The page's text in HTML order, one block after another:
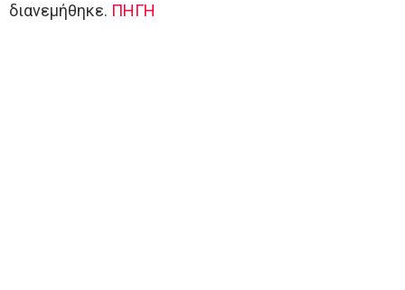
διανεμήθηκε. ΠΗΓΗ